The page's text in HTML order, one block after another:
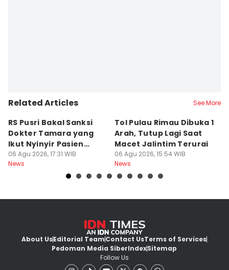
Related Articles See More
RS Pusri Bakal Sanksi
Dokter Tamara yang
Ikut Nyinyir Pasien
Yurizal
06 Agu 2026, 17:31 WIB
News
Tol Pulau Rimau Dibuka 1
Arah, Tutup Lagi Saat
Macet Jalintim Terurai
06 Agu 2026, 15:54 WIB
News
About UsEditorial TeamContact UsTerms of Services
Pedoman Media SiberIndexSitemap
Follow Us